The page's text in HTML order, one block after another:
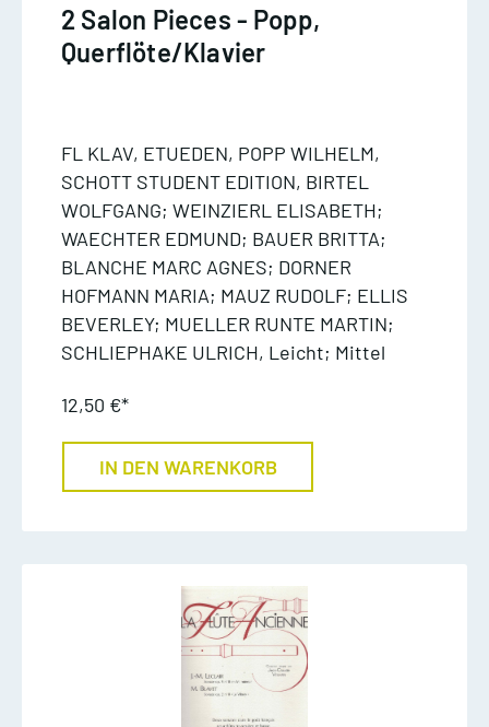
2 Salon Pieces - Popp,
Querflöte/Klavier
FL KLAV, ETUEDEN, POPP WILHELM,
SCHOTT STUDENT EDITION, BIRTEL
WOLFGANG; WEINZIERL ELISABETH;
WAECHTER EDMUND; BAUER BRITTA;
BLANCHE MARC AGNES; DORNER
HOFMANN MARIA; MAUZ RUDOLF; ELLIS
BEVERLEY; MUELLER RUNTE MARTIN;
SCHLIEPHAKE ULRICH, Leicht; Mittel
12,50 €*
IN DEN WARENKORB